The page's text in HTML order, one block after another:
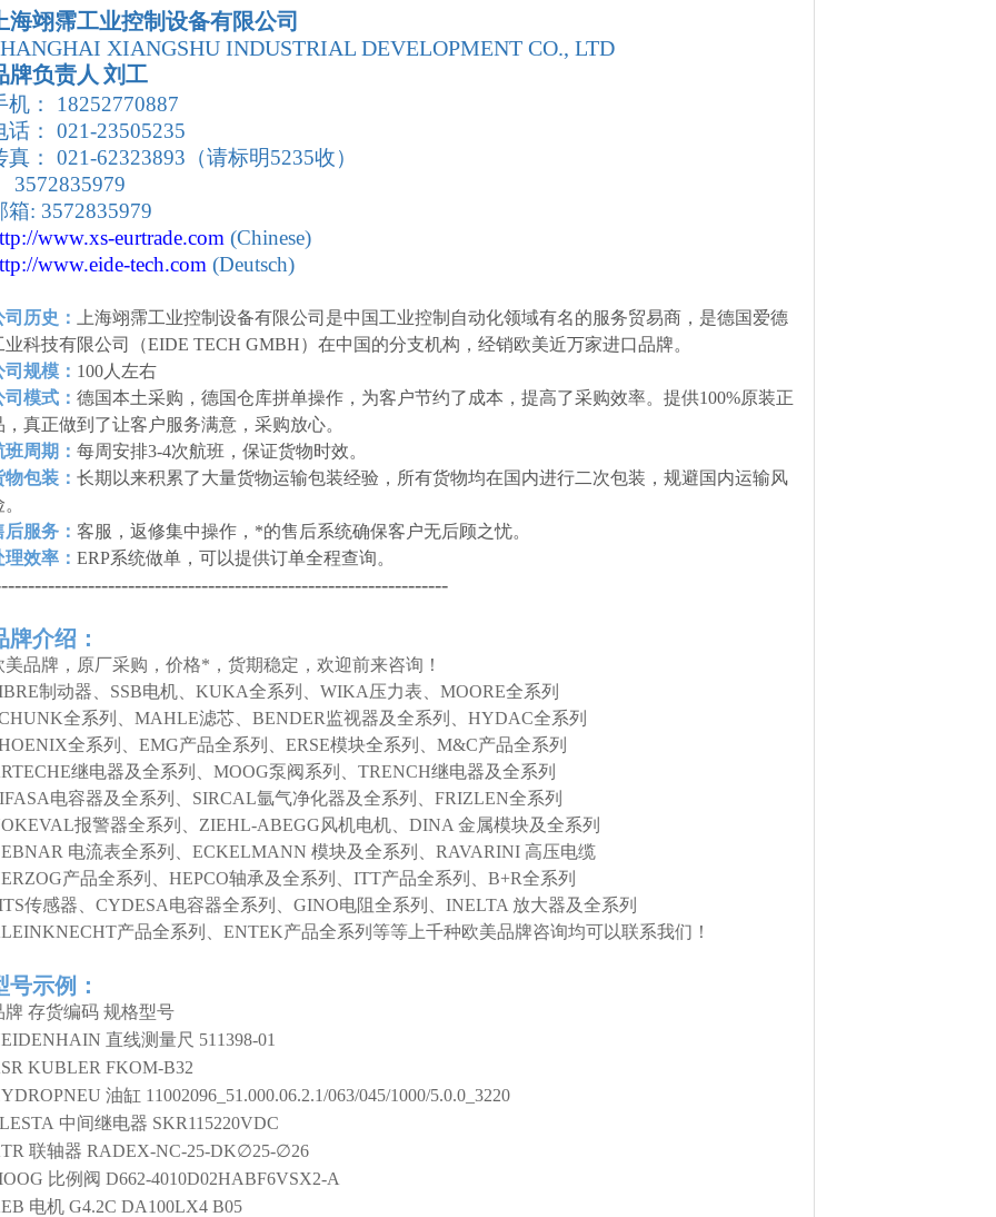
海翊霈工业控制设备有限公司
XIANGSHU INDUSTRIAL DEVELOPMENT CO., LTD
牌负责人 刘工
机： 18252770887
话： 021-23505235
真： 021-62323893（请标明5235收）
3572835979
箱: 3572835979
www.xs-eurtrade.com (Chinese)
www.eide-tech.com (Deutsch)
司历史：
上海翊霈工业控制设备有限公司是中国工业控制自动化领域有名的服务贸易商，是德国爱德
业科技有限公司（EIDE TECH GMBH）在中国的分支机构，经销欧美近万家进口品牌。
司规模： 100人左右
司模式： 德国本土采购，德国仓库拼单操作，为客户节约了成本，提高了采购效率。提供100%原装正
，真正做到了让客户服务满意，采购放心。
班周期： 每周安排3-4次航班，保证货物时效。
物包装： 长期以来积累了大量货物运输包装经验，所有货物均在国内进行二次包装，规避国内运输风
后服务： 客服，返修集中操作，*的售后系统确保客户无后顾之忧。
理效率： ERP系统做单，可以提供订单全程查询。
牌介绍：
美品牌，原厂采购，价格*，货期稳定，欢迎前来咨询！
制动器、SSB电机、KUKA全系列、WIKA压力表、MOORE全系列
全系列、MAHLE滤芯、BENDER监视器及全系列、HYDAC全系列
全系列、EMG产品全系列、ERSE模块全系列、M&C产品全系列
继电器及全系列、MOOG泵阀系列、TRENCH继电器及全系列
电容器及全系列、SIRCAL氩气净化器及全系列、FRIZLEN全系列
报警器全系列、ZIEHL-ABEGG风机电机、DINA 金属模块及全系列
电流表全系列、ECKELMANN 模块及全系列、RAVARINI 高压电缆
产品全系列、HEPCO轴承及全系列、ITT产品全系列、B+R全系列
传感器、CYDESA电容器全系列、GINO电阻全系列、INELTA 放大器及全系列
产品全系列、ENTEK产品全系列等等上千种欧美品牌咨询均可以联系我们！
号示例：
牌 存货编码 规格型号
直线测量尺 511398-01
KUBLER FKOM-B32
油缸 11002096_51.000.06.2.1/063/045/1000/5.0.0_3220
中间继电器 SKR115220VDC
联轴器 RADEX-NC-25-DK∅25-∅26
比例阀 D662-4010D02HABF6VSX2-A
电机 G4.2C DA100LX4 B05